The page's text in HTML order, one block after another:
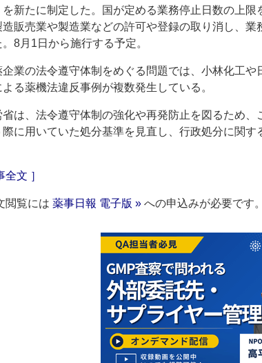
を新たに制定した。国が定める業務停止日数の上
造販売業や製造業などの許可や登録の取り消し、
8月1日から施行する予定。
業の法令遵守体制をめぐる問題では、小林化工や
る薬機法違反事例が複数発生している。
は、法令遵守体制の強化や再発防止を図るため、
際に用いていた処分基準を見直し、行政処分に関
全文 ］
閲覧には 薬事日報 電子版 » への申込みが必要です。